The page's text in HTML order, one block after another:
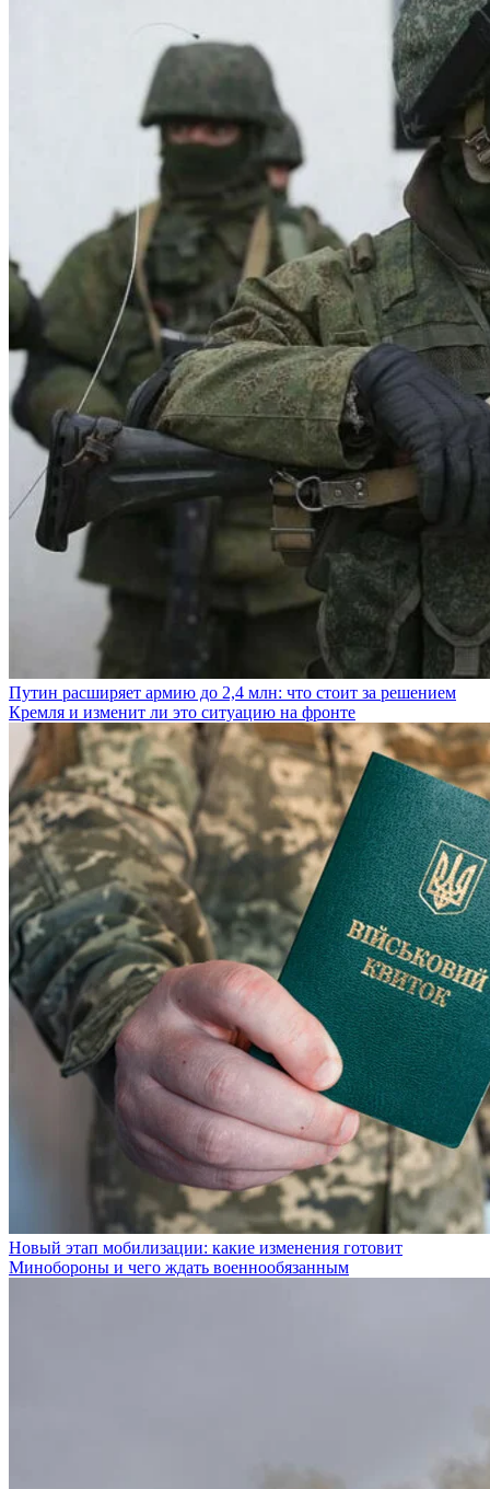
Путин расширяет армию до 2,4 млн: что стоит за решением
Кремля и изменит ли это ситуацию на фронте
Новый этап мобилизации: какие изменения готовит
Минобороны и чего ждать военнообязанным